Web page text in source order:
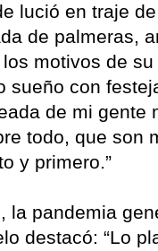
lució en traje
de palmeras,
motivos de su
sueño con
de mi gente
todo, que son
y primero.”
la pandemia
destacó: “Lo